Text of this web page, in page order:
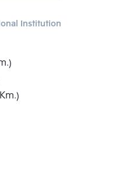
Institution